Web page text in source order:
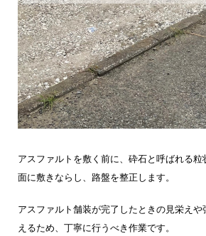
アスファルトを敷く前に、砕石と呼ばれる
面に敷きならし、路盤を整正します。
アスファルト舗装が完了したときの見栄え
えるため、丁寧に行うべき作業です。